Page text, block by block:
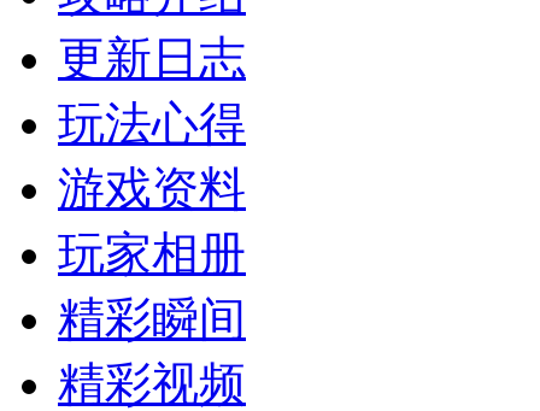
更新日志
玩法心得
游戏资料
玩家相册
精彩瞬间
精彩视频